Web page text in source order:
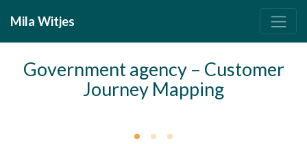
Mila Witjes
Government agency – Customer
Journey Mapping